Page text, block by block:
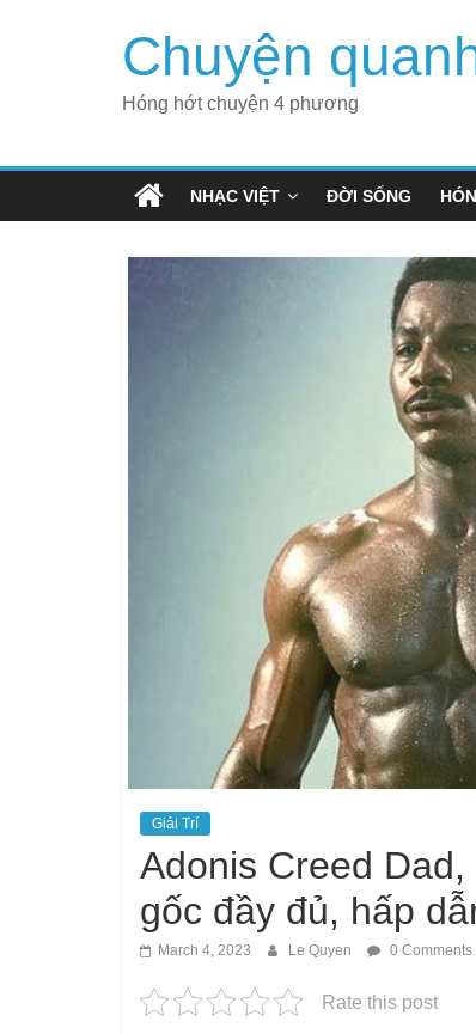
Chuyện
Hóng hớt chuyện 4 phương
NHẠC VIỆT ĐỜI SỐNG
Giải Trí
Adonis Creed
gốc đầy đủ, hấp
March 4, 2023 Le Quyen 0 Comments
Rate this post